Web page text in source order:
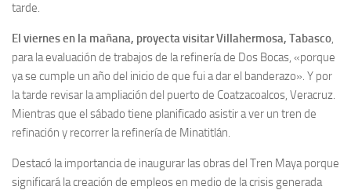
tarde.
El viernes en la mañana, proyecta visitar Villahermosa, Tabasco,
para la evaluación de trabajos de la refinería de Dos Bocas, «porque
ya se cumple un año del inicio de que fui a dar el banderazo». Y por
la tarde revisar la ampliación del puerto de Coatzacoalcos, Veracruz.
Mientras que el sábado tiene planificado asistir a ver un tren de
refinación y recorrer la refinería de Minatitlán.
Destacó la importancia de inaugurar las obras del Tren Maya porque
significará la creación de empleos en medio de la crisis generada